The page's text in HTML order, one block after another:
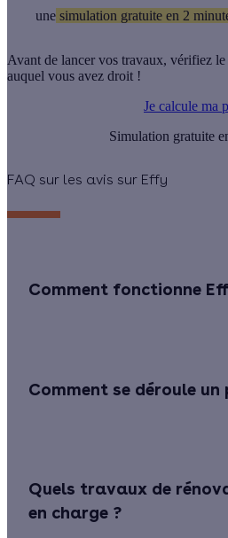
une simulation gratuite en 2
Avant de lancer vos travaux, vérifiez
auquel vous avez droit !
Je calcule ma
Simulation gratuite
FAQ sur les avis sur Effy
Comment fonctionne
Comment se déroule
Quels travaux de
en charge ?